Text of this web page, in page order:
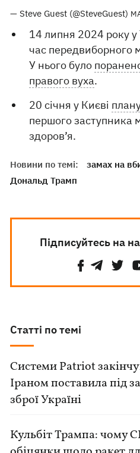
— Steve Guest (@SteveGuest)
14 липня 2024 року у
час передвиборного
У нього було
правого вуха.
20 січня у Києві
першого заступника
здоров’я.
Новини по темі: замах на
Дональд Трамп
Підписуйтесь на
Статті по темі
Системи Patriot
Іраном поставила під
зброї Україні
Кульбіт Трампа: чому